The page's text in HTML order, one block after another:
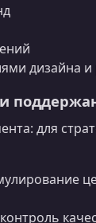
дизайна и
для